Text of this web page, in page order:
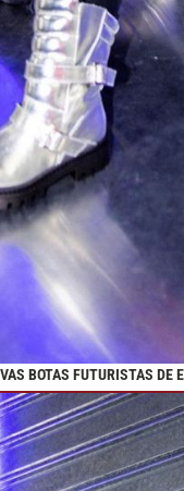
BOTAS FUTURISTAS DE